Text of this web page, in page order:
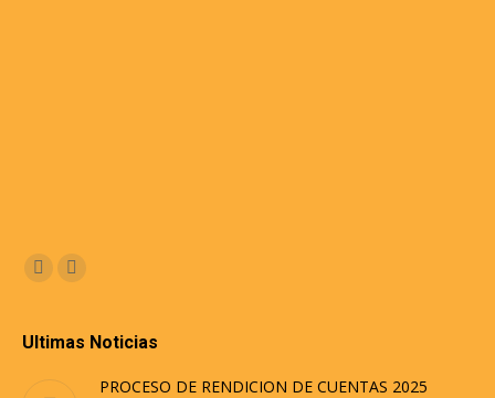
Encuéntranos en:
FacebookInstagram
Ultimas Noticias
PROCESO DE RENDICION DE CUENTAS 2025